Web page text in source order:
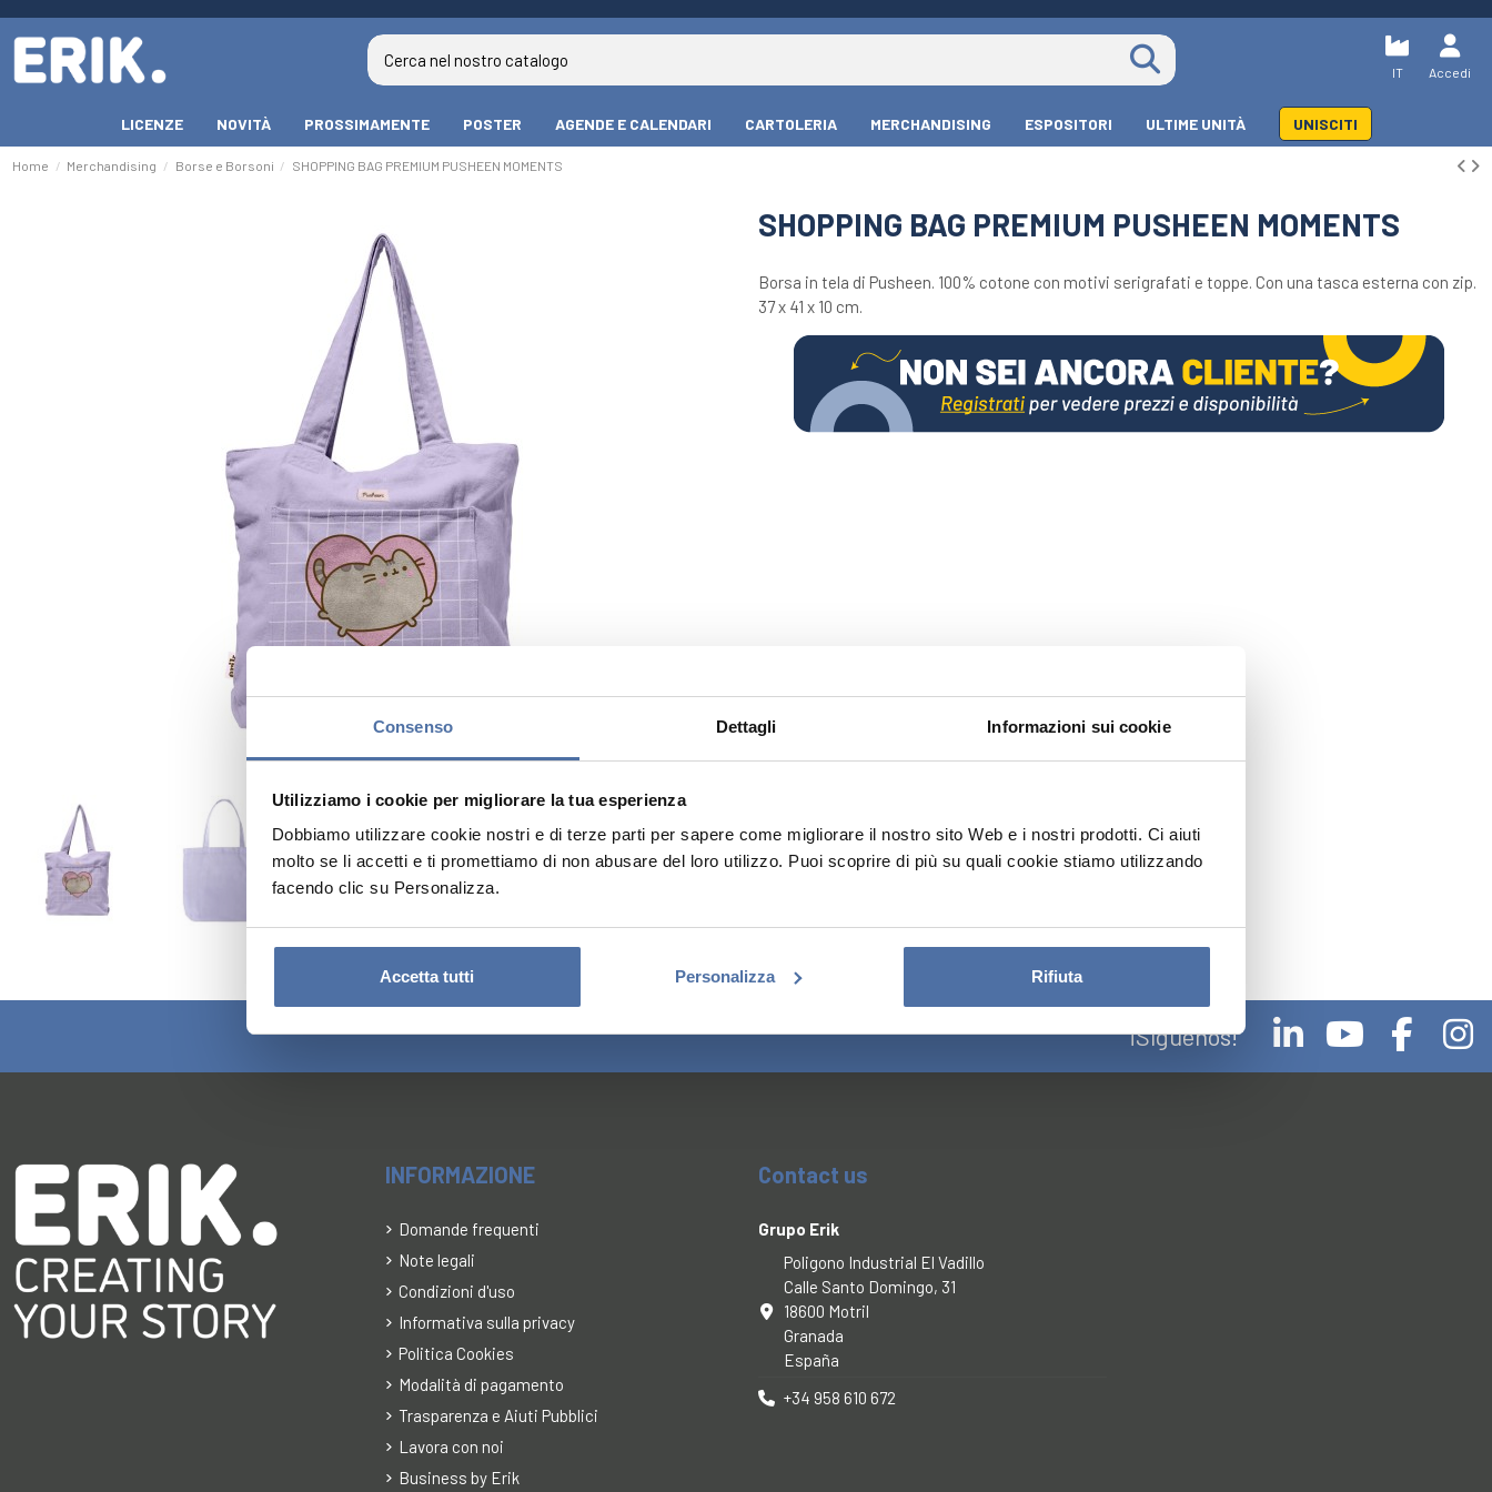
Consenso Dettagli Informazioni sui cookie
Utilizziamo i cookie per migliorare la tua esperienza
Dobbiamo utilizzare cookie nostri e di terze parti per sapere come migliorare il nostro sito Web e i nostri prodotti. Ci aiuti
molto se li accetti e ti promettiamo di non abusare del loro utilizzo. Puoi scoprire di più su quali cookie stiamo utilizzando
facendo clic su Personalizza.
Rifiuta
Personalizza
Accetta tutti
IT Accedi
LICENZE NOVITÀ PROSSIMAMENTE POSTER AGENDE E CALENDARI CARTOLERIA MERCHANDISING ESPOSITORI ULTIME UNITÀ UNISCITI
Home Merchandising Borse e Borsoni SHOPPING BAG PREMIUM PUSHEEN MOMENTS
SHOPPING BAG PREMIUM PUSHEEN MOMENTS
Borsa in tela di Pusheen. 100% cotone con motivi serigrafati e toppe. Con una tasca esterna con zip.
37 x 41 x 10 cm.
¡Síguenos!
INFORMAZIONE
Domande frequenti
Note legali
Condizioni d'uso
Informativa sulla privacy
Politica Cookies
Modalità di pagamento
Trasparenza e Aiuti Pubblici
Lavora con noi
Business by Erik
Contact us
Grupo Erik
Poligono Industrial El Vadillo
Calle Santo Domingo, 31
18600 Motril
Granada
España
+34 958 610 672